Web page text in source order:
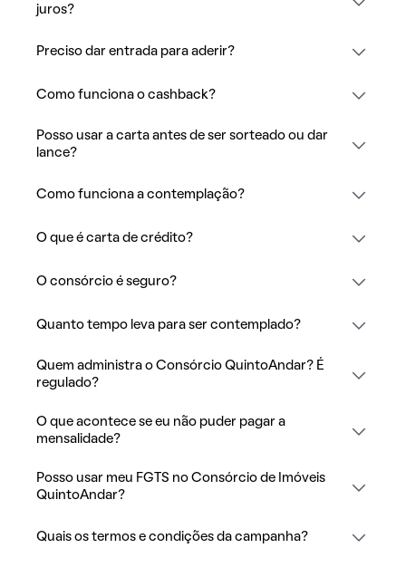
juros?
Preciso dar entrada para aderir?
Como funciona o cashback?
Posso usar a carta antes de ser sorteado ou dar
lance?
Como funciona a contemplação?
O que é carta de crédito?
O consórcio é seguro?
Quanto tempo leva para ser contemplado?
Quem administra o Consórcio QuintoAndar? É
regulado?
O que acontece se eu não puder pagar a
mensalidade?
Posso usar meu FGTS no Consórcio de Imóveis
QuintoAndar?
Quais os termos e condições da campanha?